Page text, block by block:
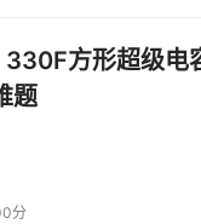
330F方形超级
题
分